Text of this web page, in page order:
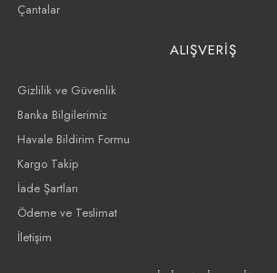
Çantalar
ALIŞVERİŞ
Gizlilik ve Güvenlik
Banka Bilgilerimiz
Havale Bildirim Formu
Kargo Takip
İade Şartları
Ödeme ve Teslimat
İletişim